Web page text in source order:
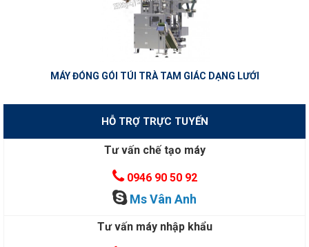
MÁY ĐÓNG GÓI TÚI TRÀ TAM GIÁC DẠNG LƯỚI
HỖ TRỢ TRỰC TUYẾN
Tư vấn chế tạo máy
0946 90 50 92
Ms Vân Anh
Tư vấn máy nhập khẩu